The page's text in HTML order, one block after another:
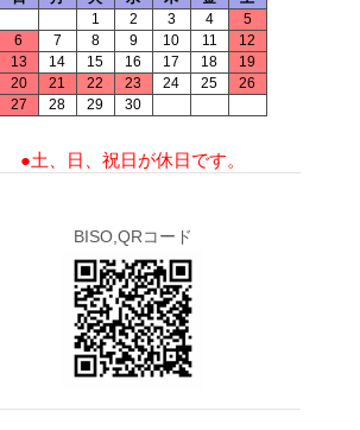
1
2 3 4
5
6
7 8 9 10 11
12
13
14 15 16 17 18
19
20
21 22 23 24 25
26
27
28 29 30
●土、日、祝日が休日です。
BISO,QRコード